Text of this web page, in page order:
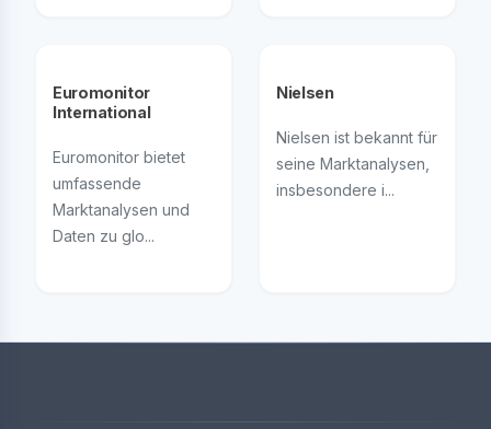
Euromonitor
International
Euromonitor bietet
umfassende
Marktanalysen und
Daten zu glo...
Nielsen
Nielsen ist bekannt für
seine Marktanalysen,
insbesondere i...